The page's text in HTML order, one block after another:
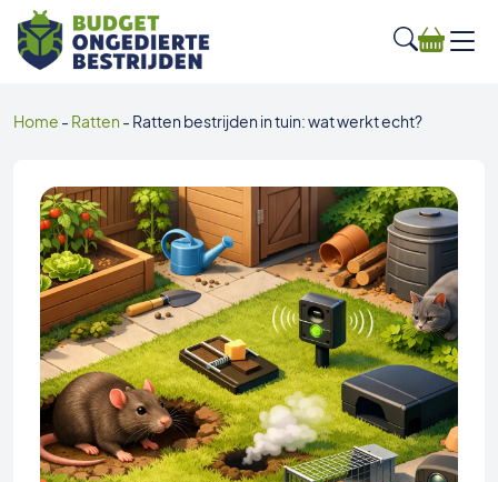
Home - Ratten - Ratten bestrijden in tuin: wat werkt echt?